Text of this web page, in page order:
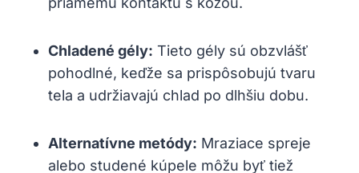
Chladené gély: Tieto gély sú obzvlášť
pohodlné, keďže sa prispôsobujú tvaru
tela a udržiavajú chlad po dlhšiu dobu.
Alternatívne metódy: Mraziace spreje
alebo studené kúpele môžu byť tiež